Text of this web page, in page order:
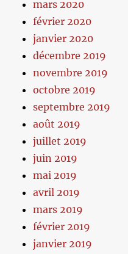
mars 2020
février 2020
janvier 2020
décembre 2019
novembre 2019
octobre 2019
septembre 2019
août 2019
juillet 2019
juin 2019
mai 2019
avril 2019
mars 2019
février 2019
janvier 2019